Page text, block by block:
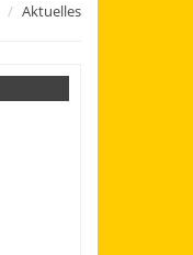
Aktuelles